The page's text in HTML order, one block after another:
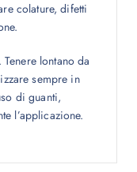
colature, difetti
lontano da
sempre in
di guanti,
l’applicazione.